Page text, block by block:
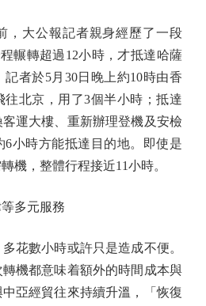
大公報記者親身經歷了一段
輾轉超過12小時，才抵達哈薩
者於5月30日晚上約10時由香
北京，用了3個半小時；抵達
運大樓、重新辦理登機及安檢
小時方能抵達目的地。即使是
機，整體行程接近11小時。
多元服務
數小時或許只是造成不便。
機都意味着額外的時間成本與
亞經貿往來持續升溫，「恢復